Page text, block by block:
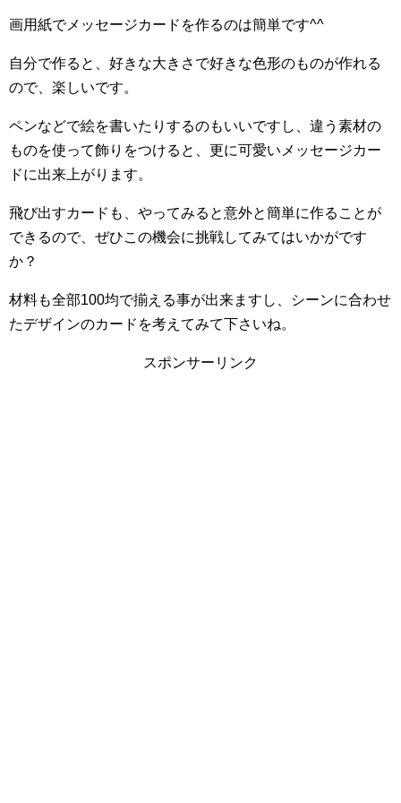
画用紙でメッセージカードを作るのは簡単です^^
自分で作ると、好きな大きさで好きな色形のものが作れる
ので、楽しいです。
ペンなどで絵を書いたりするのもいいですし、違う素材の
ものを使って飾りをつけると、更に可愛いメッセージカー
ドに出来上がります。
飛び出すカードも、やってみると意外と簡単に作ることが
できるので、ぜひこの機会に挑戦してみてはいかがです
か？
材料も全部100均で揃える事が出来ますし、シーンに合わせ
たデザインのカードを考えてみて下さいね。
スポンサーリンク